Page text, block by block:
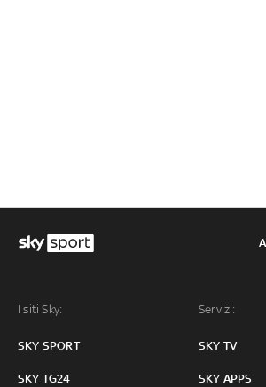
I siti Sky:
SKY SPORT
SKY TG24
Servizi:
SKY TV
SKY APPS